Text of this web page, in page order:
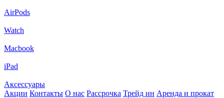
AirPods
Watch
Macbook
iPad
Аксессуары
Акции Контакты О нас Рассрочка Трейд ин Аренда и прокат